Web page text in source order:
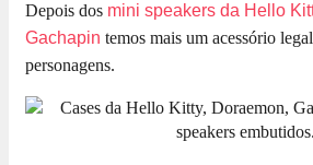
Depois dos mini speakers da Hello
Gachapin temos mais um acessório
personagens.